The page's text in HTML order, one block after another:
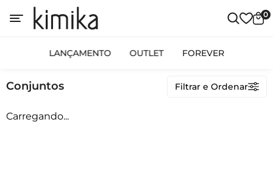
0
LANÇAMENTO OUTLET FOREVER
Filtrar e Ordenar
Categorias
OUTLET
Conjuntos
Carregando...